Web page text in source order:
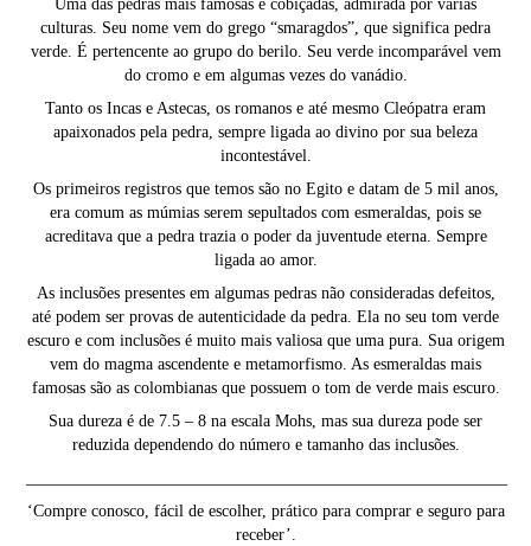
Uma das pedras mais famosas e cobiçadas, admirada por várias
culturas. Seu nome vem do grego “smaragdos”, que significa pedra
verde. É pertencente ao grupo do berilo. Seu verde incomparável vem
do cromo e em algumas vezes do vanádio.
Tanto os Incas e Astecas, os romanos e até mesmo Cleópatra eram
apaixonados pela pedra, sempre ligada ao divino por sua beleza
incontestável.
Os primeiros registros que temos são no Egito e datam de 5 mil anos,
era comum as múmias serem sepultados com esmeraldas, pois se
acreditava que a pedra trazia o poder da juventude eterna. Sempre
ligada ao amor.
As inclusões presentes em algumas pedras não consideradas defeitos,
até podem ser provas de autenticidade da pedra. Ela no seu tom verde
escuro e com inclusões é muito mais valiosa que uma pura. Sua origem
vem do magma ascendente e metamorfismo. As esmeraldas mais
famosas são as colombianas que possuem o tom de verde mais escuro.
Sua dureza é de 7.5 – 8 na escala Mohs, mas sua dureza pode ser
reduzida dependendo do número e tamanho das inclusões.
‘Compre conosco, fácil de escolher, prático para comprar e seguro para
receber’.